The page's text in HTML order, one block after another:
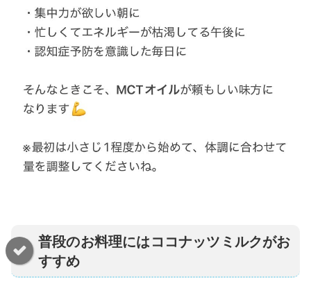
普段のお料理にはココナッツミルクがお
すすめ